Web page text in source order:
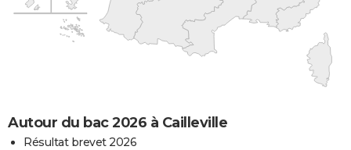
Autour du bac 2026 à Cailleville
Résultat brevet 2026